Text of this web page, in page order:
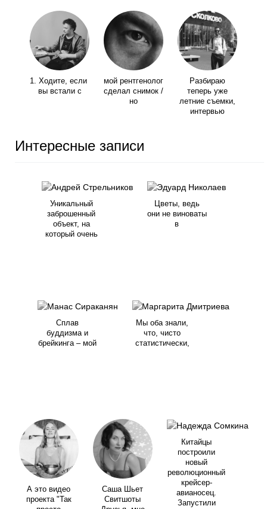
1. Ходите, если
вы встали с
мой рентгенолог
сделал снимок /
но
Разбираю
теперь уже
летние съемки,
интервью
Интересные записи
Уникальный
заброшенный
объект, на
который очень
Цветы, ведь
они не виноваты
в
Сплав
буддизма и
брейкинга – мой
Мы оба знали,
что, чисто
статистически,
А это видео
проекта "Так
Саша Шьет
Свитшоты
Китайцы
построили
новый
революционный
крейсер-
авианосец.
Запустили